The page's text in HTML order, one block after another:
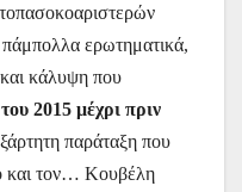
ερωτηματικά,
κάλυψη που
2015 μέχρι πριν
παράταξη που
και τον… Κουβέλη